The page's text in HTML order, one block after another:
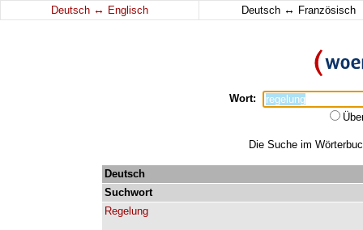
Deutsch ↔ Englisch Deutsch ↔ Französisch
Wort:
Die Suche im
Deutsch
Suchwort
Regelung